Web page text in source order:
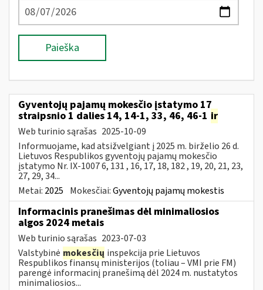
Paieška
Gyventojų pajamų mokesčio įstatymo 17
straipsnio 1 dalies 14, 14-1, 33, 46, 46-1 ir
Web turinio sąrašas 2025-10-09
Informuojame, kad atsižvelgiant į 2025 m. birželio 26 d.
Lietuvos Respublikos gyventojų pajamų mokesčio
įstatymo Nr. IX-1007 6, 131 , 16, 17, 18, 182 , 19, 20, 21, 23,
27, 29, 34...
Metai: 2025 Mokesčiai:Gyventojų pajamų mokestis
Informacinis pranešimas dėl minimaliosios
algos 2024 metais
Web turinio sąrašas 2023-07-03
Valstybinė mokesčių inspekcija prie Lietuvos
Respublikos finansų ministerijos (toliau – VMI prie FM)
parengė informacinį pranešimą dėl 2024 m. nustatytos
minimaliosios...